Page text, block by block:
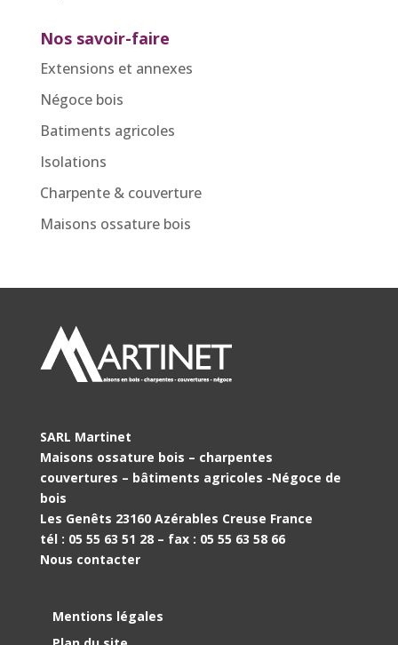
Nos savoir-faire
Extensions et annexes
Négoce bois
Batiments agricoles
Isolations
Charpente & couverture
Maisons ossature bois
SARL Martinet
Maisons ossature bois – charpentes
couvertures – bâtiments agricoles -Négoce de
bois
Les Genêts 23160 Azérables Creuse France
tél : 05 55 63 51 28 – fax : 05 55 63 58 66
Nous contacter
Mentions légales